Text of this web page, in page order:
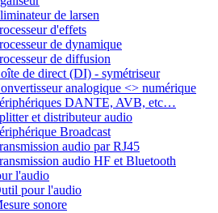
de larsen
d'effets
de dynamique
de diffusion
de direct (DI) - symétriseur
analogique <> numérique
DANTE, AVB, etc…
et distributeur audio
Broadcast
audio par RJ45
audio HF et Bluetooth
l'audio
pour l'audio
sonore